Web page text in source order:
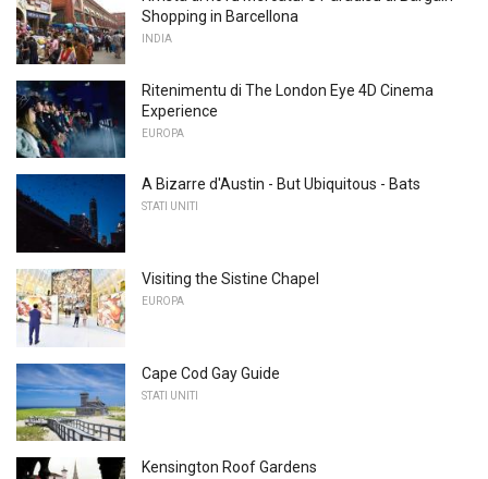
Shopping in Barcellona
INDIA
Ritenimentu di The London Eye 4D Cinema
Experience
EUROPA
A Bizarre d'Austin - But Ubiquitous - Bats
STATI UNITI
Visiting the Sistine Chapel
EUROPA
Cape Cod Gay Guide
STATI UNITI
Kensington Roof Gardens